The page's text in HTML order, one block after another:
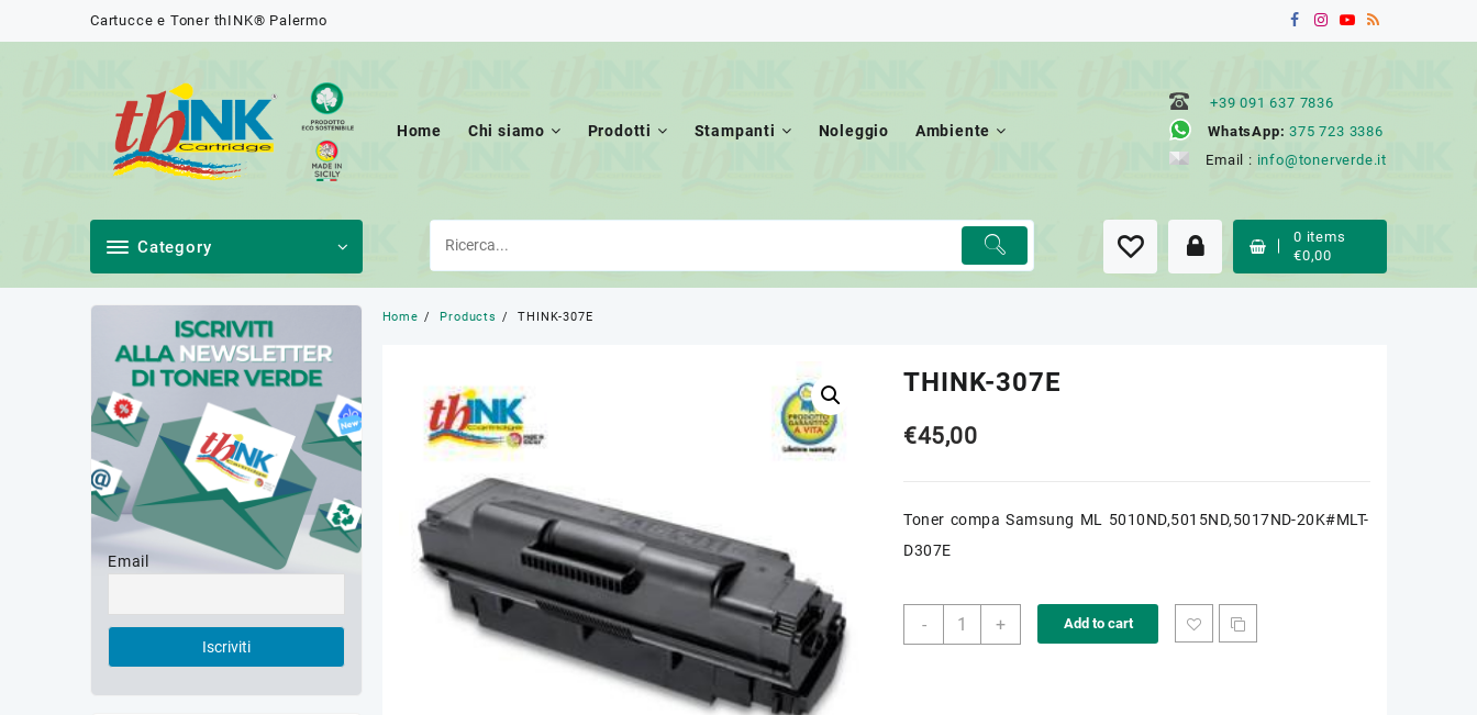
Cartucce e Toner thINK® Palermo
Home Chi siamo Prodotti Stampanti Noleggio Ambiente
+39 091 637 7836
WhatsApp: 375 723 3386
Email : info@tonerverde.it
Category 0 items
€0,00
Home Products THINK-307E
THINK-307E
€45,00
Toner compa Samsung ML 5010ND,5015ND,5017ND-20K#MLT-
D307E
-
THINK-
+ Add to cart
Email